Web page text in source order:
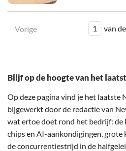
Vorige 1 van de
Blijf op de hoogte van het
Op deze pagina vind je het laatste
bijgewerkt door de redactie van
wat ertoe doet rond het bedrijf: de
chips en AI-aankondigingen, grote
de concurrentiestrijd in de